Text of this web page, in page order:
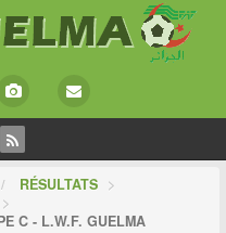
RÉSULTATS >
>
C - L.W.F. GUELMA